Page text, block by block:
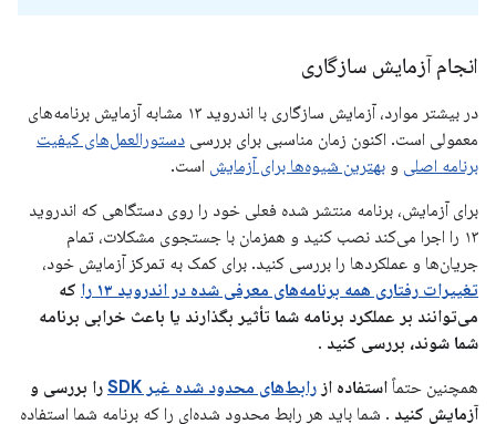
انجام آزمایش سازگاری
در بیشتر موارد، آزمایش سازگاری با اندروید ۱۳ مشابه آزمایش برنامه‌های
معمولی است. اکنون زمان مناسبی برای بررسی دستورالعمل‌های کیفیت
برنامه اصلی و بهترین شیوه‌ها برای آزمایش است.
برای آزمایش، برنامه منتشر شده فعلی خود را روی دستگاهی که اندروید
۱۳ را اجرا می‌کند نصب کنید و همزمان با جستجوی مشکلات، تمام
جریان‌ها و عملکردها را بررسی کنید. برای کمک به تمرکز آزمایش خود،
تغییرات رفتاری همه برنامه‌های معرفی شده در اندروید ۱۳ را
که
می‌توانند بر عملکرد برنامه شما تأثیر بگذارند یا باعث خرابی برنامه
شما شوند، بررسی کنید .
همچنین حتماً استفاده از رابط‌های محدود شده غیر SDK
را بررسی و
آزمایش کنید . شما باید هر رابط محدود شده‌ای را که برنامه شما استفاده